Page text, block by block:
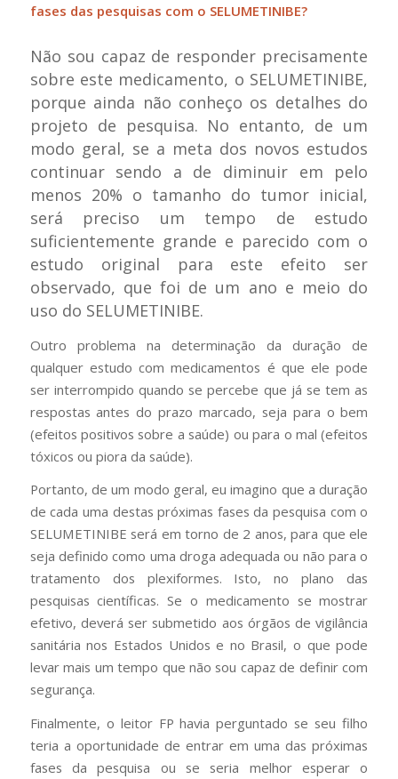
fases das pesquisas com o SELUMETINIBE?
Não sou capaz de responder precisamente
sobre este medicamento, o SELUMETINIBE,
porque ainda não conheço os detalhes do
projeto de pesquisa. No entanto, de um
modo geral, se a meta dos novos estudos
continuar sendo a de diminuir em pelo
menos 20% o tamanho do tumor inicial,
será preciso um tempo de estudo
suficientemente grande e parecido com o
estudo original para este efeito ser
observado, que foi de um ano e meio do
uso do SELUMETINIBE.
Outro problema na determinação da duração de
qualquer estudo com medicamentos é que ele pode
ser interrompido quando se percebe que já se tem as
respostas antes do prazo marcado, seja para o bem
(efeitos positivos sobre a saúde) ou para o mal (efeitos
tóxicos ou piora da saúde).
Portanto, de um modo geral, eu imagino que a duração
de cada uma destas próximas fases da pesquisa com o
SELUMETINIBE será em torno de 2 anos, para que ele
seja definido como uma droga adequada ou não para o
tratamento dos plexiformes. Isto, no plano das
pesquisas científicas. Se o medicamento se mostrar
efetivo, deverá ser submetido aos órgãos de vigilância
sanitária nos Estados Unidos e no Brasil, o que pode
levar mais um tempo que não sou capaz de definir com
segurança.
Finalmente, o leitor FP havia perguntado se seu filho
teria a oportunidade de entrar em uma das próximas
fases da pesquisa ou se seria melhor esperar o